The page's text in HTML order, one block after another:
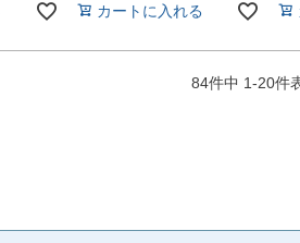
カートに入れる
84件中 1-20件